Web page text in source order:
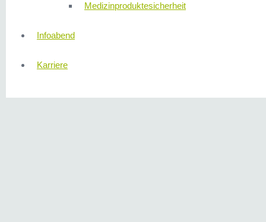
Medizinproduktesicherheit
Infoabend
Karriere